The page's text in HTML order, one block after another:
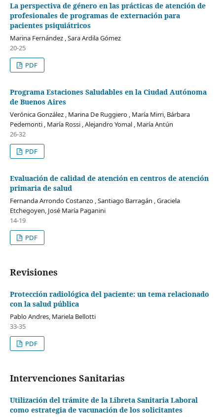
La perspectiva de género en las prácticas de atención de
profesionales de programas de externación para
pacientes psiquiátricos
Marina Fernández , Sara Ardila Gómez
20-25
PDF
Programa Estaciones Saludables en la Ciudad Autónoma
de Buenos Aires
Verónica González , Marina De Ruggiero , María Mirri, Bárbara
Pedemonti , María Rossi , Alejandro Yomal , María Antún
26-32
PDF
Evaluación de calidad de atención en centros de atención
primaria de salud
Fernanda Arrondo Costanzo , Santiago Barragán , Graciela
Etchegoyen, José María Paganini
14-19
PDF
Revisiones
Protección radiológica del paciente: un tema relacionado
con la salud pública
Pablo Andres, Mariela Bellotti
33-35
PDF
Intervenciones Sanitarias
Utilización del trámite de la Libreta Sanitaria Laboral
como estrategia de vacunación de los solicitantes